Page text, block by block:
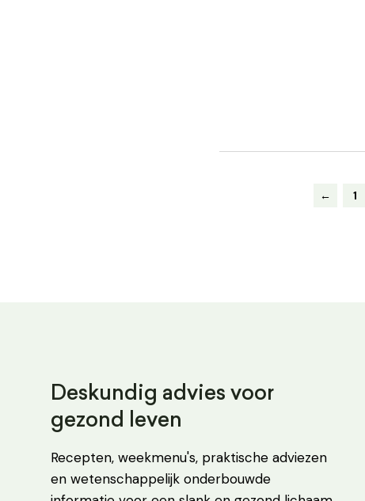
← 1
Deskundig advies voor
gezond leven
Recepten, weekmenu's, praktische adviezen
en wetenschappelijk onderbouwde